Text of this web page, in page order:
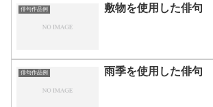
俳句作品例 敷物を使用した俳句
俳句作品例 雨季を使用した俳句